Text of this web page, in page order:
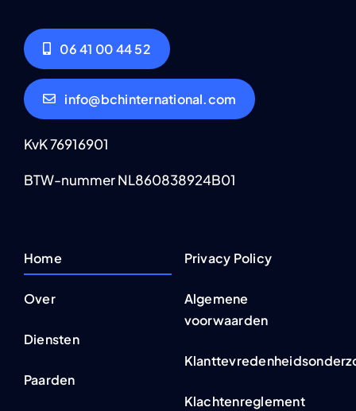
06 41 00 44 52
info@bchinternational.com
KvK 76916901
BTW-nummer NL860838924B01
Home
Over
Diensten
Paarden
Privacy Policy
Algemene
voorwaarden
Klachtenreglement